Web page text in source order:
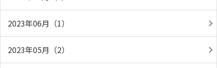
2023年06月（1）
2023年05月（2）